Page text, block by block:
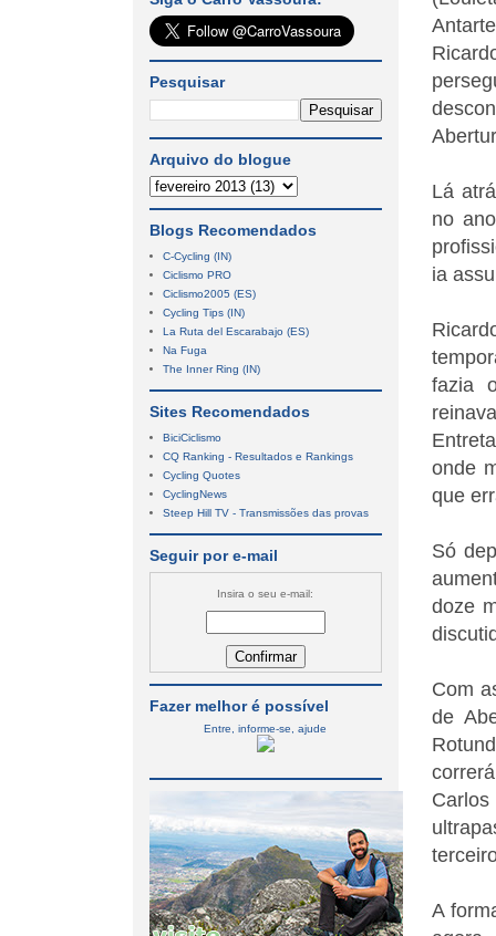
Lá
no
ia
fazia
onde
que
Só
doze
Com
de
A
Pesquisar
Arquivo do blogue
Blogs Recomendados
C-Cycling (IN)
Ciclismo PRO
Ciclismo2005 (ES)
Cycling Tips (IN)
La Ruta del Escarabajo (ES)
Na Fuga
The Inner Ring (IN)
Sites Recomendados
BiciCiclismo
CQ Ranking - Resultados e Rankings
Cycling Quotes
CyclingNews
Steep Hill TV - Transmissões das provas
Seguir por e-mail
Insira o seu e-mail:
Fazer melhor é possível
Entre, informe-se, ajude